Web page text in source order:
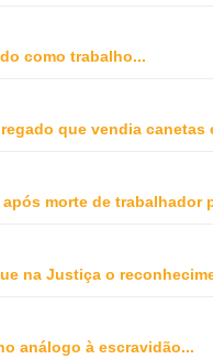
como trabalho...
que vendia canetas
morte de trabalhador
na Justiça o
análogo à escravidão...